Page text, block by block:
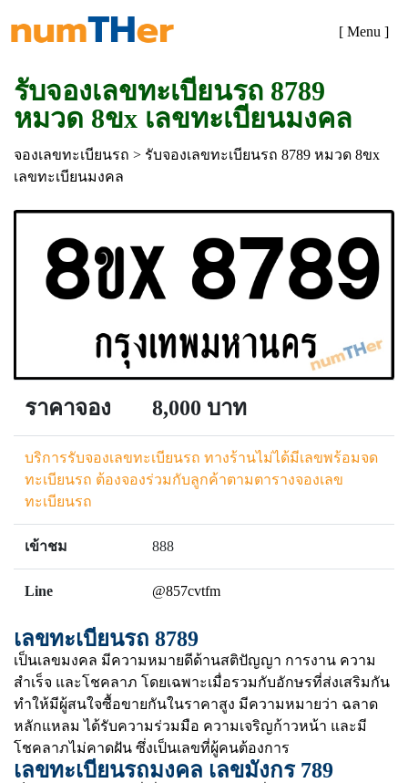
[ Menu ]
รับจองเลขทะเบียนรถ 8789
หมวด 8ขx เลขทะเบียนมงคล
จองเลขทะเบียนรถ > รับจองเลขทะเบียนรถ 8789 หมวด 8ขx
เลขทะเบียนมงคล
ราคาจอง 8,000 บาท
บริการรับจองเลขทะเบียนรถ ทางร้านไม่ได้มีเลขพร้อมจด
ทะเบียนรถ ต้องจองร่วมกับลูกค้าตามตารางจองเลข
ทะเบียนรถ
เข้าชม 888
Line @857cvtfm
เลขทะเบียนรถ 8789
เป็นเลขมงคล มีความหมายดีด้านสติปัญญา การงาน ความ
สำเร็จ และโชคลาภ โดยเฉพาะเมื่อรวมกับอักษรที่ส่งเสริมกัน
ทำให้มีผู้สนใจซื้อขายกันในราคาสูง มีความหมายว่า ฉลาด
หลักแหลม ได้รับความร่วมมือ ความเจริญก้าวหน้า และมี
โชคลาภไม่คาดฝัน ซึ่งเป็นเลขที่ผู้คนต้องการ
เลขทะเบียนรถมงคล เลขมังกร 789